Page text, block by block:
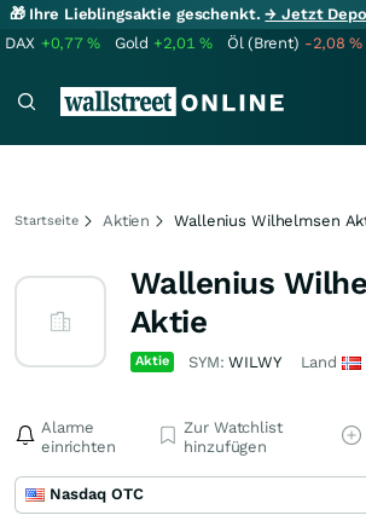
🎁 Ihre Lieblingsaktie geschenkt.→ Jetzt
DAX +0,77% Gold +2,01% Öl (Brent) -2,08%
Startseite Aktien Wallenius Wilhelmsen
Wallenius
Aktie
Aktie SYM:WILWY Land
Alarme
einrichten
Zur Watchlist
hinzufügen
Nasdaq OTC